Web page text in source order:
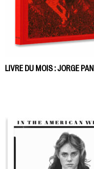
LIVRE DU MOIS : JORGE